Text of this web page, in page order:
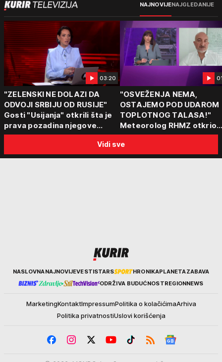
NAJNOVIJENAJGLEDANIJE
03:20
"ZELENSKI NE DOLAZI DA
ODVOJI SRBIJU OD RUSIJE"
Gosti "Usijanja" otkrili šta je
prava pozadina njegove
posete Beogradu
"OSVEŽENJA NEMA,
OSTAJEMO POD UDAROM
TOPLOTNOG TALASA!"
Meteorolog RHMZ otkrio
kakvo vreme nas čeka do
kraja avgusta
Vidi sve
KurirNASLOVNANAJNOVIJEVESTISTARS HRONIKAPLANETAZABAVA
ODRŽIVA BUDUĆNOSTREGIONNEWS
MarketingKontaktImpressumPolitika o kolačićimaArhiva
Politika privatnostiUslovi korišćenja